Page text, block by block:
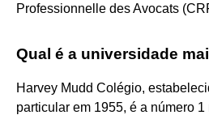
Professionnelle des Avocats
Qual é a universidade
Harvey Mudd Colégio,
particular em 1955, é a número